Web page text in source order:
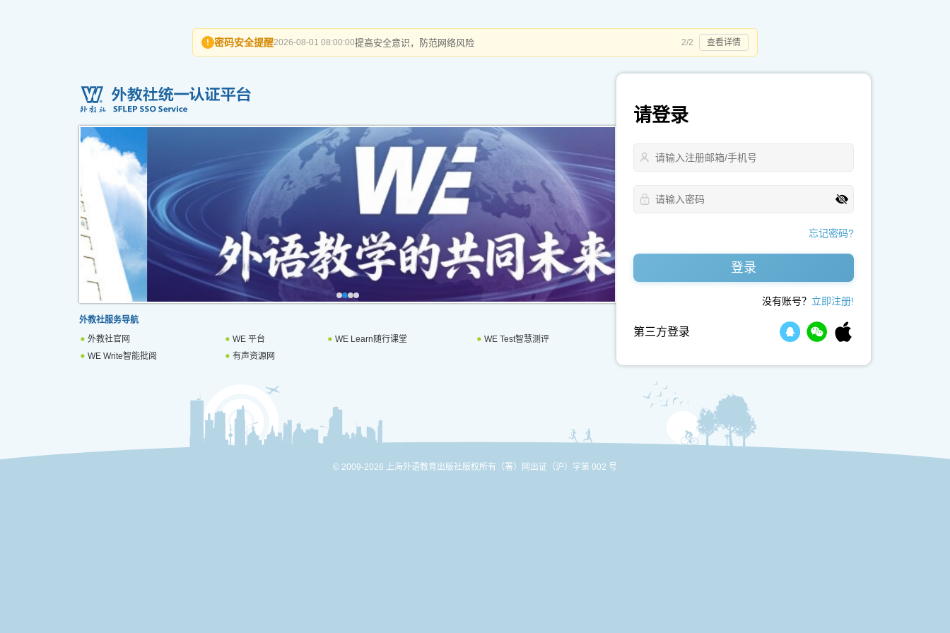
! 密码安全提醒2026-08-01 08:00:00提高安全意识，防范网络风险 2/2 查看详情
外教社服务导航
外教社官网
WE 平台 WE Learn随行课堂
WE Test智慧测评
WE Write智能批阅
有声资源网
请登录
忘记密码?
登录
没有账号？ 立即注册!
第三方登录
© 2009-2026 上海外语教育出版社版权所有 （署）网出证（沪）字第 002 号